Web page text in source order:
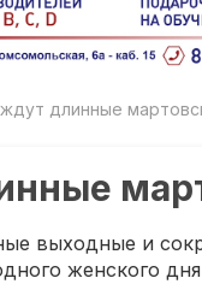
длинные
выходные и
женского